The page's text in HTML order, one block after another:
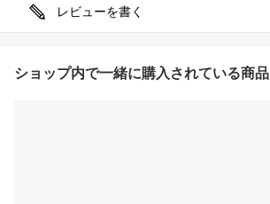
レビューを書く
ショップ内で一緒に購入されている商品